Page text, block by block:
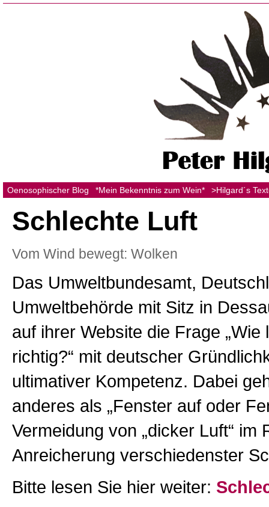
Oenosophischer Blog *Mein Bekenntnis zum Wein* >Hilgard´s
Schlechte Luft
Vom Wind bewegt: Wolken
Das Umweltbundesamt,
Umweltbehörde mit Sitz in
auf ihrer Website die Frage „Wie
richtig?“ mit deutscher
ultimativer Kompetenz. Dabei
anderes als „Fenster auf oder
Vermeidung von „dicker Luft“ im
Anreicherung verschiedenster
Bitte lesen Sie hier weiter: